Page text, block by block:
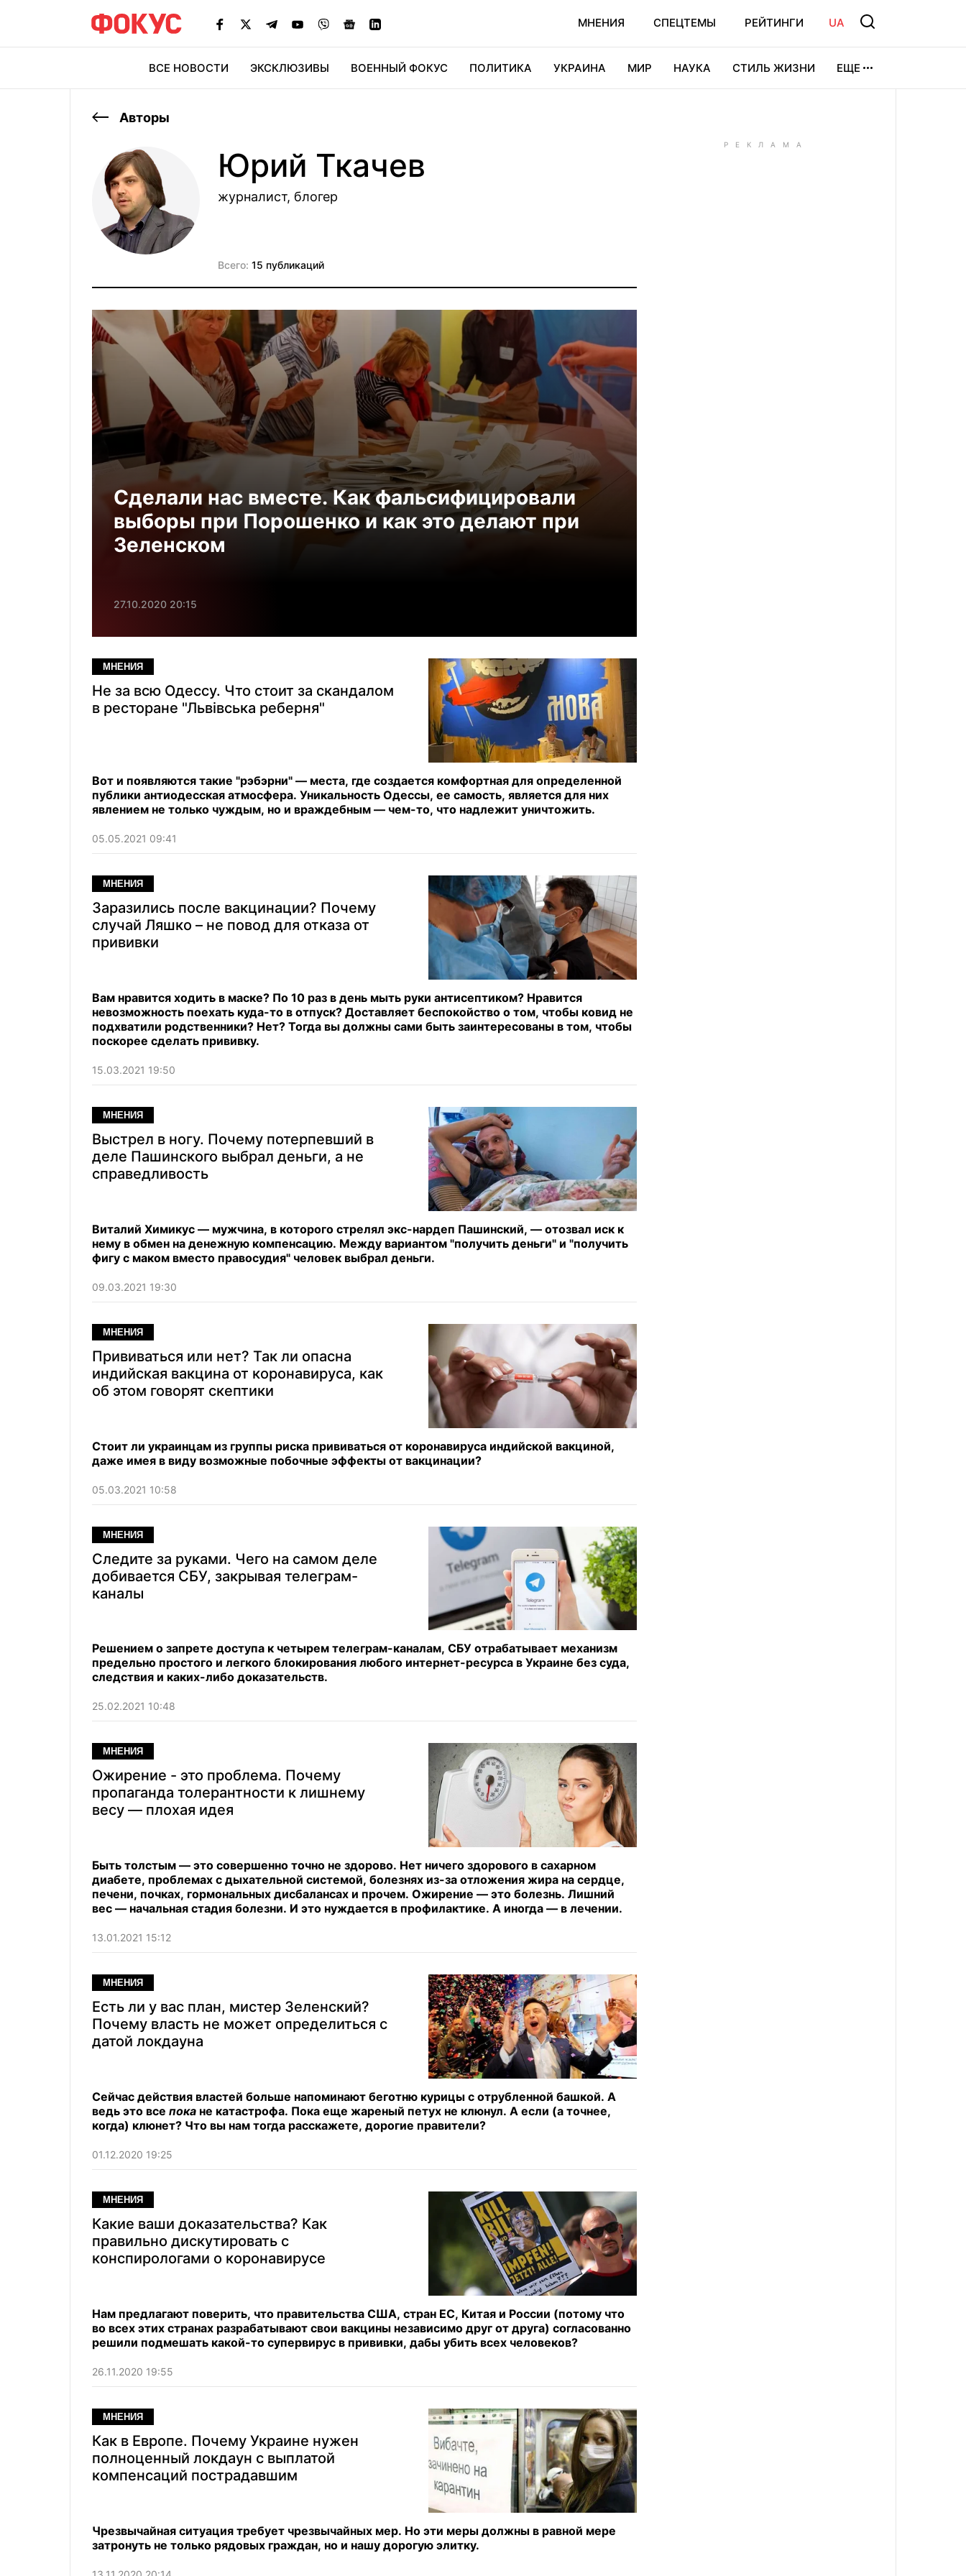
МНЕНИЯ СПЕЦТЕМЫ РЕЙТИНГИ UA
ВСЕ НОВОСТИ ЭКСКЛЮЗИВЫ ВОЕННЫЙ ФОКУС ПОЛИТИКА УКРАИНА МИР НАУКА СТИЛЬ ЖИЗНИ ЕЩЕ
Авторы
Юрий Ткачев
журналист, блогер
Всего: 15 публикаций
Сделали нас вместе. Как фальсифицировали
выборы при Порошенко и как это делают при
Зеленском
27.10.2020 20:15
МНЕНИЯ
Не за всю Одессу. Что стоит за скандалом
в ресторане "Львівська реберня"
Вот и появляются такие "рэбэрни" — места, где создается комфортная для определенной
публики антиодесская атмосфера. Уникальность Одессы, ее самость, является для них
явлением не только чуждым, но и враждебным — чем-то, что надлежит уничтожить.
05.05.2021 09:41
МНЕНИЯ
Заразились после вакцинации? Почему
случай Ляшко – не повод для отказа от
прививки
Вам нравится ходить в маске? По 10 раз в день мыть руки антисептиком? Нравится
невозможность поехать куда-то в отпуск? Доставляет беспокойство о том, чтобы ковид не
подхватили родственники? Нет? Тогда вы должны сами быть заинтересованы в том, чтобы
поскорее сделать прививку.
15.03.2021 19:50
МНЕНИЯ
Выстрел в ногу. Почему потерпевший в
деле Пашинского выбрал деньги, а не
справедливость
Виталий Химикус — мужчина, в которого стрелял экс-нардеп Пашинский, — отозвал иск к
нему в обмен на денежную компенсацию. Между вариантом "получить деньги" и "получить
фигу с маком вместо правосудия" человек выбрал деньги.
09.03.2021 19:30
МНЕНИЯ
Прививаться или нет? Так ли опасна
индийская вакцина от коронавируса, как
об этом говорят скептики
Стоит ли украинцам из группы риска прививаться от коронавируса индийской вакциной,
даже имея в виду возможные побочные эффекты от вакцинации?
05.03.2021 10:58
МНЕНИЯ
Следите за руками. Чего на самом деле
добивается СБУ, закрывая телеграм-
каналы
Решением о запрете доступа к четырем телеграм-каналам, СБУ отрабатывает механизм
предельно простого и легкого блокирования любого интернет-ресурса в Украине без суда,
следствия и каких-либо доказательств.
25.02.2021 10:48
МНЕНИЯ
Ожирение - это проблема. Почему
пропаганда толерантности к лишнему
весу — плохая идея
Быть толстым — это совершенно точно не здорово. Нет ничего здорового в сахарном
диабете, проблемах с дыхательной системой, болезнях из-за отложения жира на сердце,
печени, почках, гормональных дисбалансах и прочем. Ожирение — это болезнь. Лишний
вес — начальная стадия болезни. И это нуждается в профилактике. А иногда — в лечении.
13.01.2021 15:12
МНЕНИЯ
Есть ли у вас план, мистер Зеленский?
Почему власть не может определиться с
датой локдауна
Сейчас действия властей больше напоминают беготню курицы с отрубленной башкой. А
ведь это все пока не катастрофа. Пока еще жареный петух не клюнул. А если (а точнее,
когда) клюнет? Что вы нам тогда расскажете, дорогие правители?
01.12.2020 19:25
МНЕНИЯ
Какие ваши доказательства? Как
правильно дискутировать с
конспирологами о коронавирусе
Нам предлагают поверить, что правительства США, стран ЕС, Китая и России (потому что
во всех этих странах разрабатывают свои вакцины независимо друг от друга) согласованно
решили подмешать какой-то супервирус в прививки, дабы убить всех человеков?
26.11.2020 19:55
МНЕНИЯ
Как в Европе. Почему Украине нужен
полноценный локдаун с выплатой
компенсаций пострадавшим
Чрезвычайная ситуация требует чрезвычайных мер. Но эти меры должны в равной мере
затронуть не только рядовых граждан, но и нашу дорогую элитку.